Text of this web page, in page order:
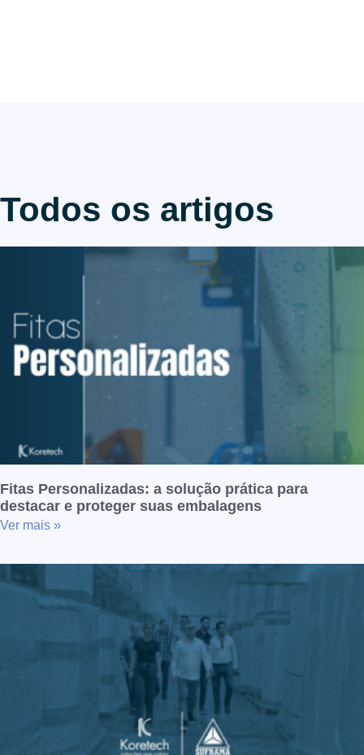
Todos os artigos
Fitas Personalizadas: a solução prática para
destacar e proteger suas embalagens
Ver mais »